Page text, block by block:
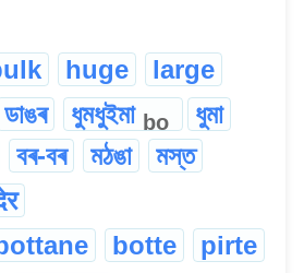
huge large
ডাঙৰ ধুমধুইমা bo
ধুমা
বৰ-বৰ মঠঙা মস্ত
botte pirte